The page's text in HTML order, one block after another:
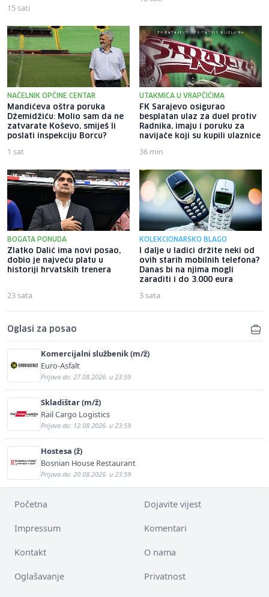
15 sati
NAČELNIK OPĆINE CENTAR
Mandićeva oštra poruka
Džemidžiću: Molio sam da ne
zatvarate Koševo, smiješ li
poslati inspekciju Borcu?
1 sat
UTAKMICA U VRAPČIĆIMA
FK Sarajevo osigurao
besplatan ulaz za duel protiv
Radnika, imaju i poruku za
navijače koji su kupili ulaznice
36 min
BOGATA PONUDA
Zlatko Dalić ima novi posao,
dobio je najveću platu u
historiji hrvatskih trenera
23 sata
KOLEKCIONARSKO BLAGO
I dalje u ladici držite neki od
ovih starih mobilnih telefona?
Danas bi na njima mogli
zaraditi i do 3.000 eura
3 sata
Oglasi za posao
Komercijalni službenik (m/ž)
Euro-Asfalt
Prijava do: 27.08.2026. u 23:59
Skladištar (m/ž)
Rail Cargo Logistics
Prijava do: 12.08.2026. u 23:59
Hostesa (ž)
Bosnian House Restaurant
Prijava do: 20.08.2026. u 23:59
Početna Dojavite vijest
Impressum Komentari
Kontakt O nama
Oglašavanje Privatnost